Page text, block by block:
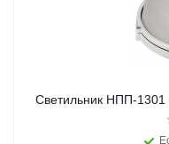
Светильник НПП-1301